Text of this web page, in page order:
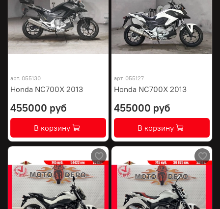
арт. 055130
Honda NC700X 2013
455000 руб
В корзину
арт. 055127
Honda NC700X 2013
455000 руб
В корзину